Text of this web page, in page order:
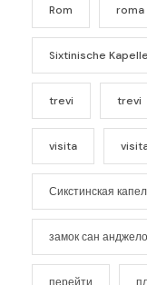
Rom roma
Sixtinische Kapelle
trevi trevi
visita
Сикстинская
замок сан анджело